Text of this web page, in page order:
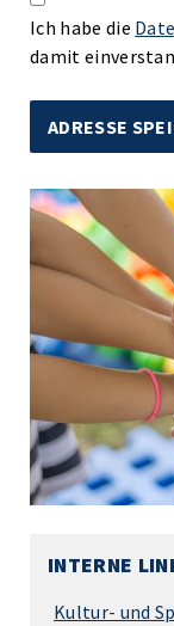
Ich habe die
damit
INTERNE
Kultur- und